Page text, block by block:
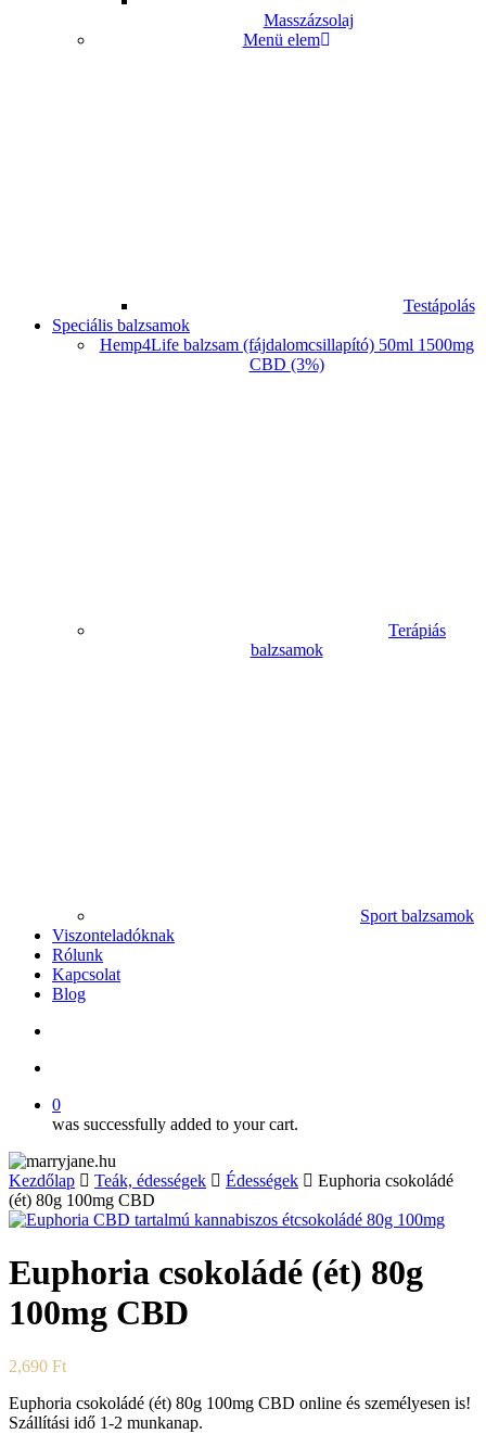
Masszázsolaj
Menü elem
Testápolás
Speciális balzsamok
Hemp4Life balzsam (fájdalomcsillapító) 50ml 1500mg
CBD (3%)
Terápiás
balzsamok
Sport balzsamok
Viszonteladóknak
Rólunk
Kapcsolat
Blog
0
was successfully added to your cart.
Kezdőlap Teák, édességek Édességek
Euphoria csokoládé
(ét) 80g 100mg CBD
Euphoria csokoládé (ét) 80g
100mg CBD
2,690 Ft
Euphoria csokoládé (ét) 80g 100mg CBD online és személyesen is!
Szállítási idő 1-2 munkanap.